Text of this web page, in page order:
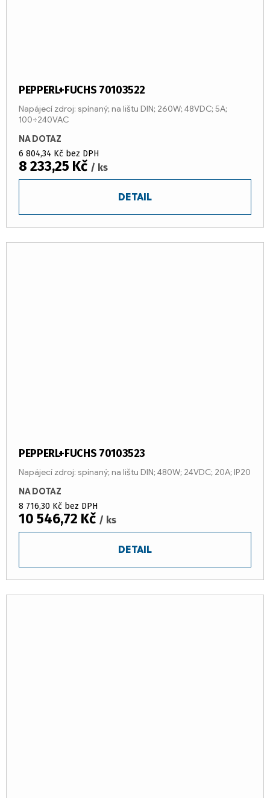
PEPPERL+FUCHS 70103522
NA DOTAZ
6 804,34 Kč bez DPH
8 233,25 Kč / ks
DETAIL
Napájecí zdroj: spínaný; na lištu DIN; 260W; 48VDC; 5A;
100÷240VAC
PEPPERL+FUCHS 70103523
NA DOTAZ
8 716,30 Kč bez DPH
10 546,72 Kč / ks
DETAIL
Napájecí zdroj: spínaný; na lištu DIN; 480W; 24VDC; 20A; IP20